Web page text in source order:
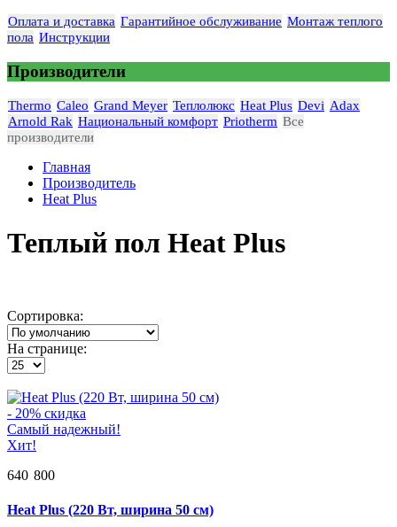
Оплата и доставка Гарантийное обслуживание Монтаж теплого
пола Инструкции
Производители
Thermo Caleo Grand Meyer Теплолюкс Heat Plus Devi Adax
Arnold Rak Национальный комфорт Priotherm Все
производители
Главная
Производитель
Heat Plus
Теплый пол Heat Plus
Сортировка:
На странице:
- 20% скидка
Самый надежный!
Хит!
640 800
Heat Plus (220 Вт, ширина 50 см)